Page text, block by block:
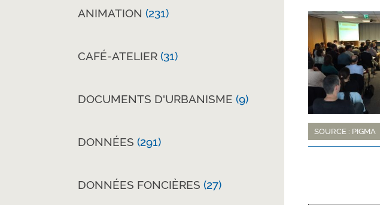
ANIMATION (231)
CAFÉ-ATELIER (31)
DOCUMENTS D'URBANISME (9)
DONNÉES (291)
DONNÉES FONCIÈRES (27)
SOURCE : PIGMA